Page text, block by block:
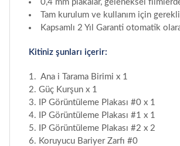
0,4 mm plakalar, geleneksel
Tam kurulum ve kullanım için
Kapsamlı 2 Yıl Garanti otomatik
Kitiniz şunları içerir:
Ana i Tarama Birimi x 1
Güç Kurşun x 1
IP Görüntüleme Plakası #0 x 1
IP Görüntüleme Plakası #1 x 1
IP Görüntüleme Plakası #2 x 2
Koruyucu Bariyer Zarfı #0